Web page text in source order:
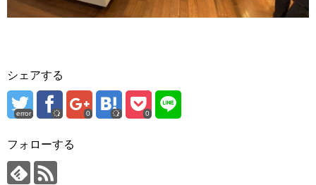
シェアする
error 0 0
フォローする